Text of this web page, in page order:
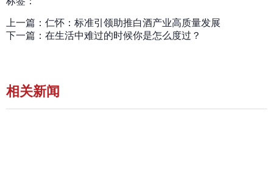
上一篇： 仁怀：标准引领助推白酒产业高质量发展
下一篇： 在生活中难过的时候你是怎么度过？
相关新闻